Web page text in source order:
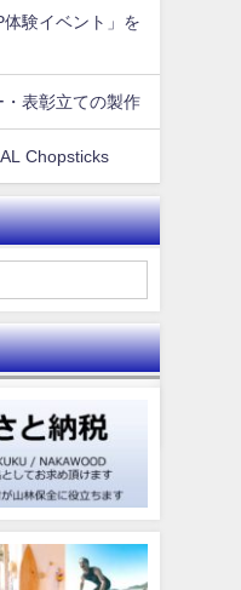
験イベント」を
表彰立ての製作
Chopsticks